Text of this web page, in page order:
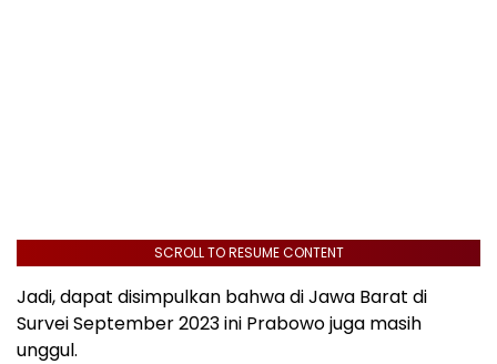
SCROLL TO RESUME CONTENT
Jadi, dapat disimpulkan bahwa di Jawa Barat di
Survei September 2023 ini Prabowo juga masih
unggul.